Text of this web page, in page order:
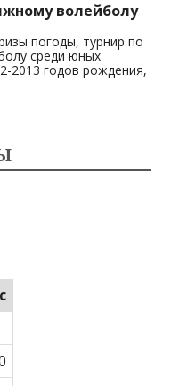
волейболу
погоды, турнир по
среди юных
2013 годов рождения,